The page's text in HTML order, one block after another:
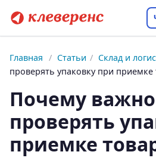
Главная / Статьи / Склад и
проверять упаковку при приемке
Почему важно
проверять
приемке